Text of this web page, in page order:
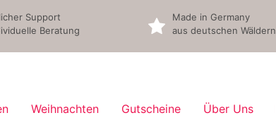
Support
Beratung
Made in Germany
aus deutschen Wäldern
Weihnachten Gutscheine Über Uns